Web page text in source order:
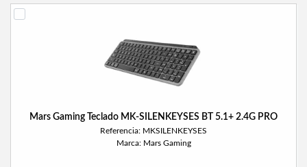
Mars Gaming Teclado MK-SILENKEYSES BT 5.1+ 2.4G PRO
Referencia: MKSILENKEYSES
Marca: Mars Gaming